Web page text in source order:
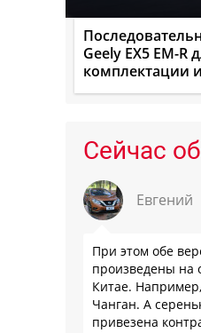
Geely EX5 EM-R
комплектации
Сейчас
Евгений
При этом обе
произведены на
Китае.
Чанган. А
привезена